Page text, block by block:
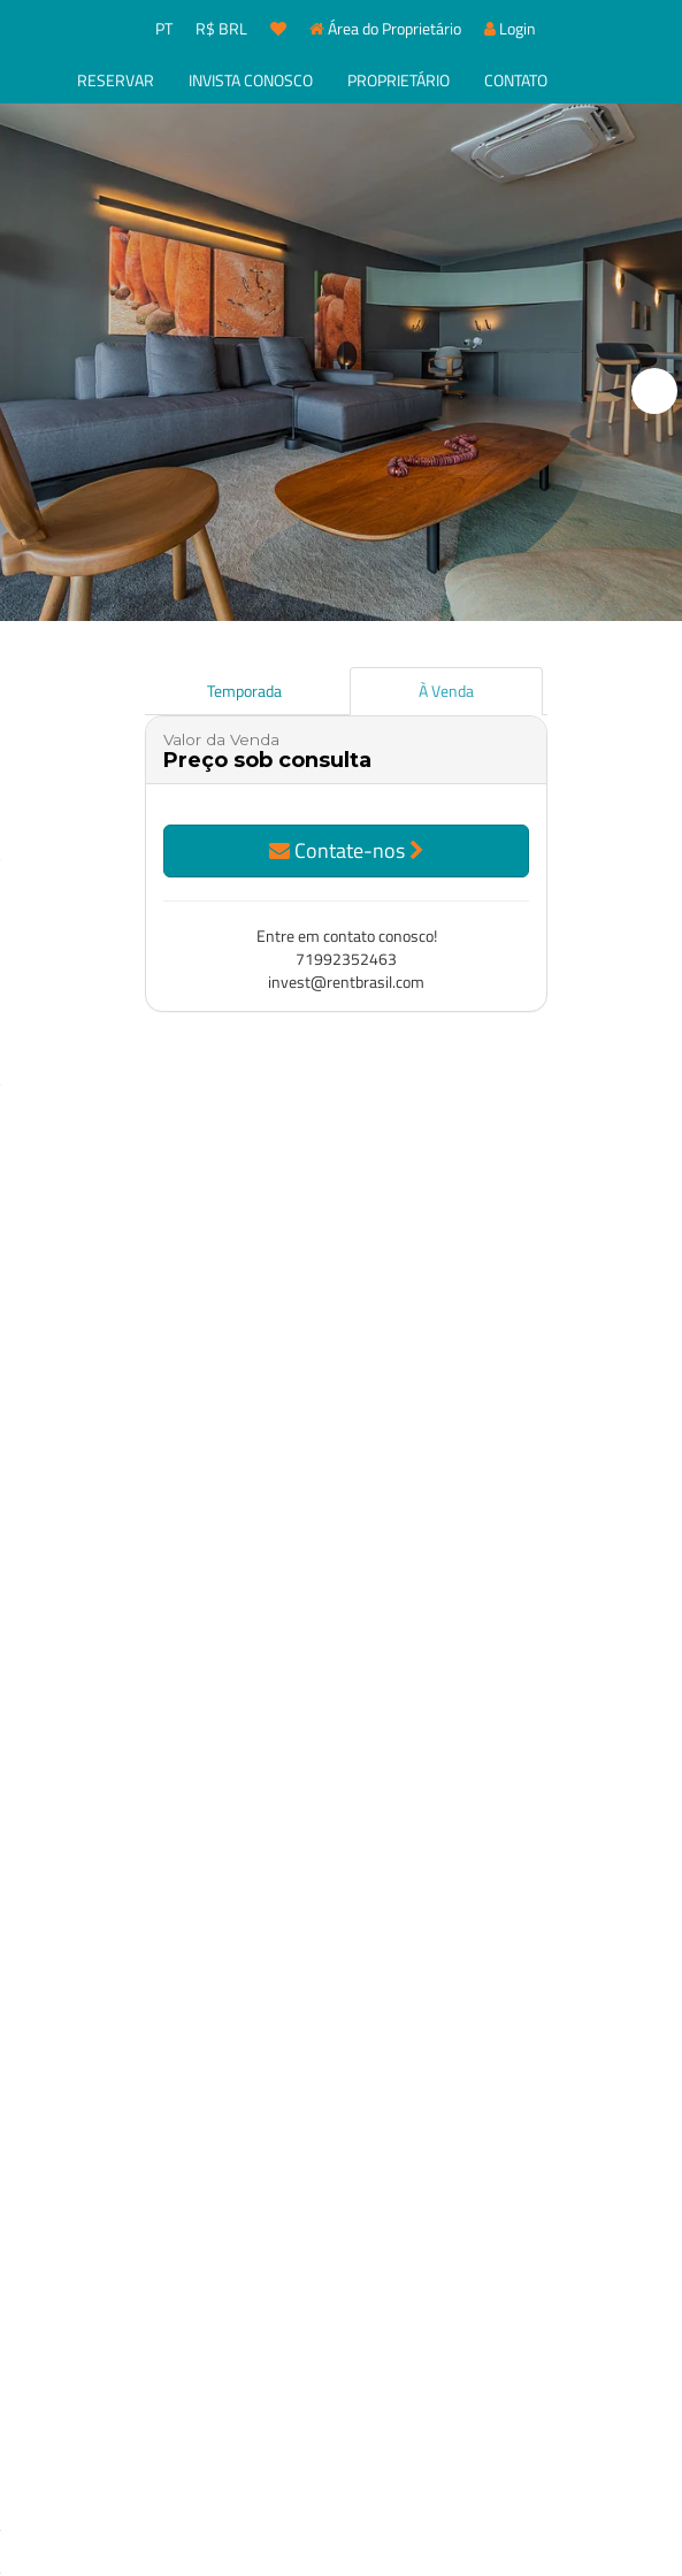
PT R$ BRL Área do Proprietário Login
RESERVAR INVISTA CONOSCO PROPRIETÁRIO CONTATO
Temporada À Venda
Valor da Venda
Preço sob consulta
Contate-nos
Entre em contato conosco!
71992352463
invest@rentbrasil.com